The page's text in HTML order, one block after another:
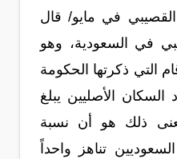
في مايو/ قال
أجنبي في السعودية، وهو
التي ذكرتها الحكومة
الأصليين يبلغ
معنى ذلك هو أن نسبة
تناهز واحداً